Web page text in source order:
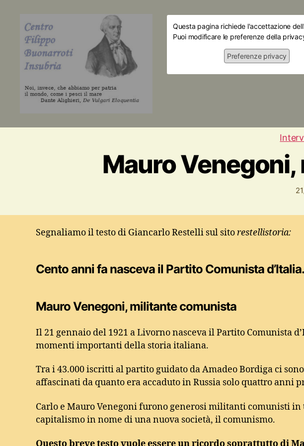
Home
Questa pagina richiede l'accettazione
Puoi modificare le preferenze della
Preferenze privacy
Mauro
Segnaliamo il testo di Giancarlo Restelli sul sitorestellistoria:
Cento anni fa nasceva il Partito Comunista d’Italia.
Mauro Venegoni, militante comunista
Il 21 gennaio del 1921 a Livorno nasceva il Partito Comunista
momenti importanti della storia italiana.
Tra i 43.000 iscritti al partito guidato da Amadeo Bordiga ci
affascinati da quanto era accaduto in Russia solo quattro anni
Carlo e Mauro Venegoni furono generosi militanti comunisti
capitalismo in nome di una nuova società, il comunismo.